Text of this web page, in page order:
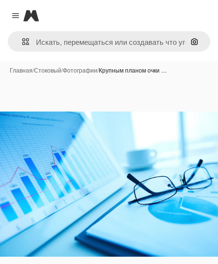
Close menu
Magnific
Поиск
Главная/Стоковый/Фотографии/Крупным планом очки …